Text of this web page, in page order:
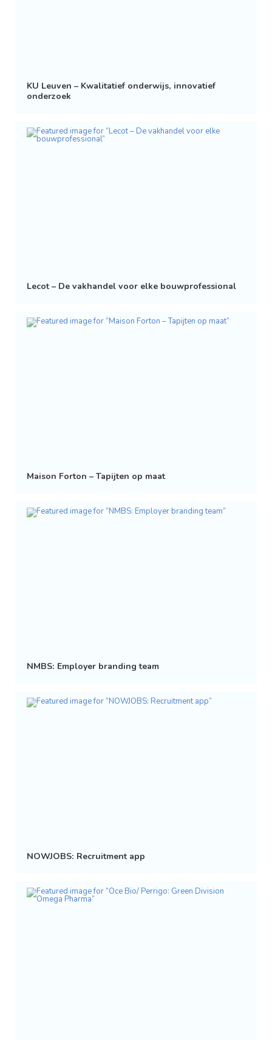
KU Leuven – Kwalitatief onderwijs, innovatief
onderzoek
Lecot – De vakhandel voor elke bouwprofessional
Maison Forton – Tapijten op maat
NMBS: Employer branding team
NOWJOBS: Recruitment app